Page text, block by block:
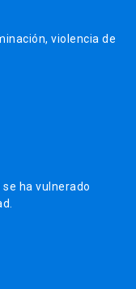
violencia de
ha vulnerado